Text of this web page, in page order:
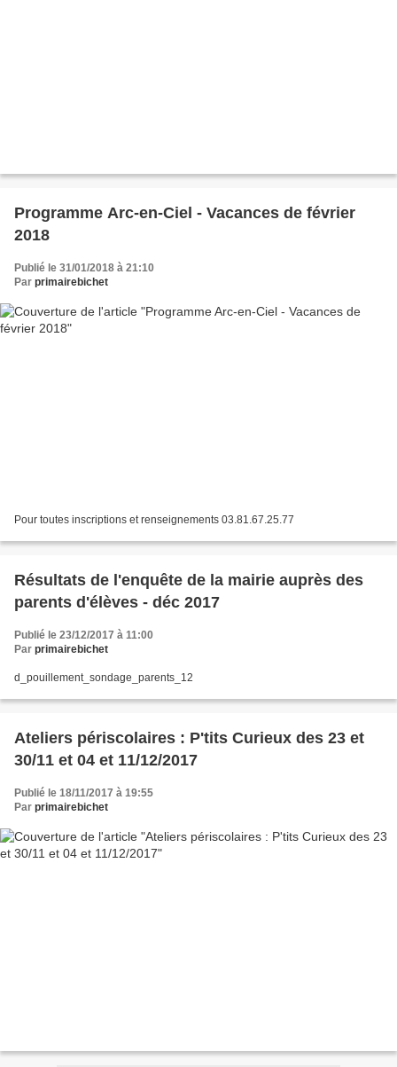
Programme Arc-en-Ciel - Vacances de février
2018
Publié le 31/01/2018 à 21:10
Par primairebichet
Pour toutes inscriptions et renseignements 03.81.67.25.77
Résultats de l'enquête de la mairie auprès des
parents d'élèves - déc 2017
Publié le 23/12/2017 à 11:00
Par primairebichet
d_pouillement_sondage_parents_12
Ateliers périscolaires : P'tits Curieux des 23 et
30/11 et 04 et 11/12/2017
Publié le 18/11/2017 à 19:55
Par primairebichet